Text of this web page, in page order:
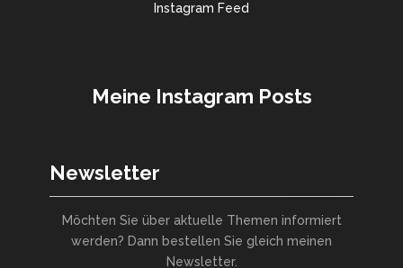
Instagram Feed
Meine Instagram Posts
Newsletter
Möchten Sie über aktuelle Themen informiert
werden? Dann bestellen Sie gleich meinen
Newsletter.